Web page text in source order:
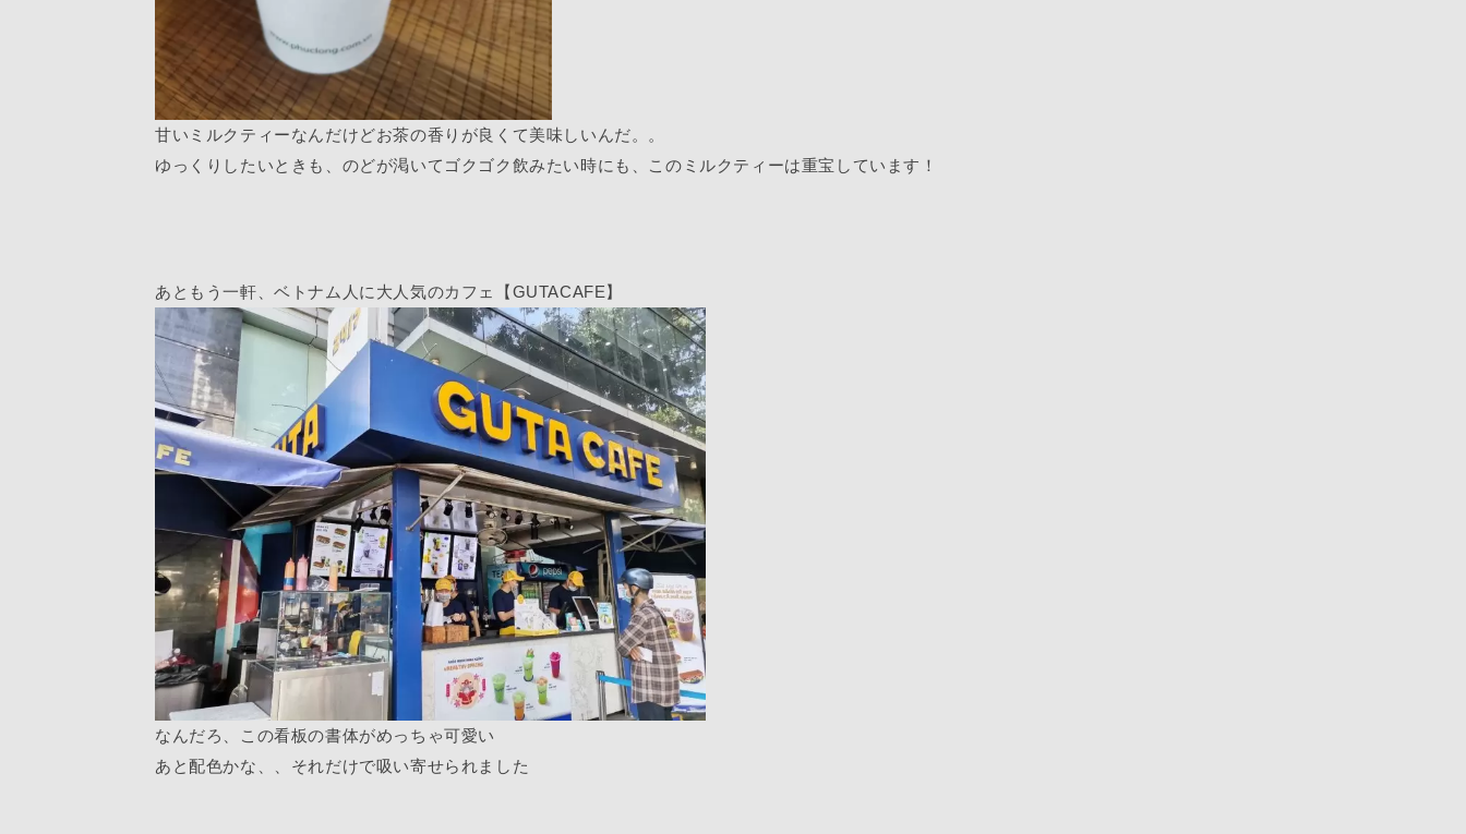
甘いミルクティーなんだけどお茶の香りが良くて美味しいんだ。。
ゆっくりしたいときも、のどが渇いてゴクゴク飲みたい時にも、このミルクティーは重宝しています！
あともう一軒、ベトナム人に大人気のカフェ【GUTACAFE】
なんだろ、この看板の書体がめっちゃ可愛い
あと配色かな、、それだけで吸い寄せられました